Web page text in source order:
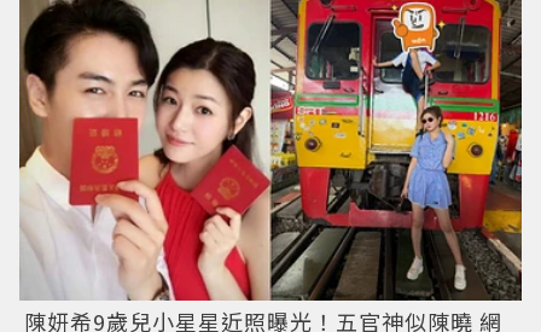
陳妍希9歲兒小星星近照曝光！五官神似陳曉 網